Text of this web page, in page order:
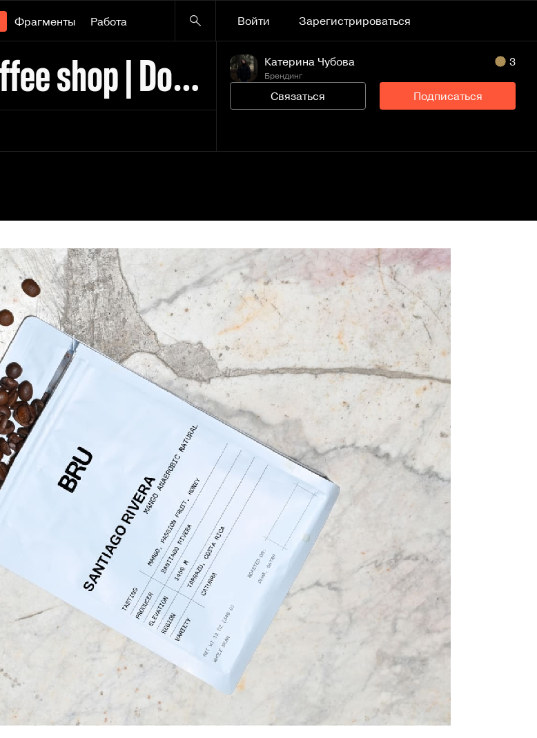
Фрагменты Работа Войти Зарегистрироваться
BRU | Фирменный стиль | Coffee shop | Doha, Qatar Катерина Чубова
Брендинг
3
Связаться Подписаться